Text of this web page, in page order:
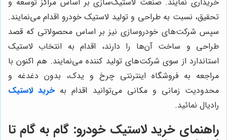
تحقیق، نسبت به طراحی و تولید لاستیک خودرو اقدام می‌نمایند.
سپس شرکت‌های خودروسازی نیز بر اساس محصولاتی که قصد
طراحی و ساخت آن‌ها را دارند، اقدام به انتخاب لاستیک
استاندارد از سوی شرکت‌های تولید کننده می‌نمایند. هم اکنون با
مراجعه به فروشگاه اینترنتی چرخ و یدک، بدون دغدغه و
محدودیت زمانی و مکانی می‌توانید اقدام به خرید لاستیک
رادیال نمائید.
راهنمای خرید لاستیک خودرو: گام به گام تا